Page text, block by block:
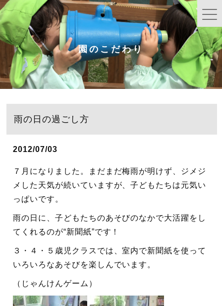
園のこだわり
雨の日の過ごし方
2012/07/03
７月になりました。まだまだ梅雨が明けず、ジメジ
メした天気が続いていますが、子どもたちは元気い
っぱいです。
雨の日に、子どもたちのあそびのなかで大活躍をし
てくれるのが“新聞紙”です！
３・４・５歳児クラスでは、室内で新聞紙を使って
いろいろなあそびを楽しんでいます。
（じゃんけんゲーム）